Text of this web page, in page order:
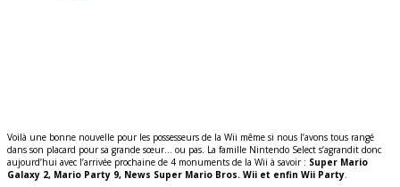
Voilà une bonne nouvelle pour les possesseurs de la Wii même si nous l’avons tous rangé
dans son placard pour sa grande sœur… ou pas. La famille Nintendo Select s’agrandit donc
aujourd’hui avec l’arrivée prochaine de 4 monuments de la Wii à savoir : Super Mario
Galaxy 2, Mario Party 9, News Super Mario Bros. Wii et enfin Wii Party.